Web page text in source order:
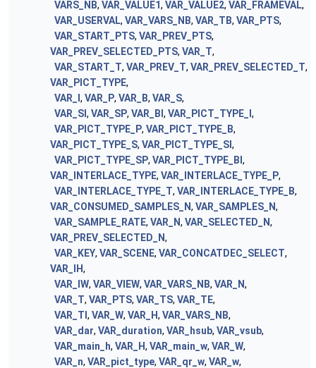
VARS_NB, VAR_VALUE1, VAR_VALUE2, VAR_FRAMEVAL,
VAR_USERVAL, VAR_VARS_NB, VAR_TB, VAR_PTS,
VAR_START_PTS, VAR_PREV_PTS,
VAR_PREV_SELECTED_PTS, VAR_T,
VAR_START_T, VAR_PREV_T, VAR_PREV_SELECTED_T,
VAR_PICT_TYPE,
VAR_I , VAR_P, VAR_B, VAR_S,
VAR_SI , VAR_SP, VAR_BI , VAR_PICT_TYPE_I ,
VAR_PICT_TYPE_P, VAR_PICT_TYPE_B,
VAR_PICT_TYPE_S, VAR_PICT_TYPE_SI ,
VAR_PICT_TYPE_SP, VAR_PICT_TYPE_BI ,
VAR_INTERLACE_TYPE, VAR_INTERLACE_TYPE_P,
VAR_INTERLACE_TYPE_T, VAR_INTERLACE_TYPE_B,
VAR_CONSUMED_SAMPLES_N, VAR_SAMPLES_N,
VAR_SAMPLE_RATE, VAR_N, VAR_SELECTED_N,
VAR_PREV_SELECTED_N,
VAR_KEY, VAR_SCENE, VAR_CONCATDEC_SELECT,
VAR_IH,
VAR_IW, VAR_VIEW, VAR_VARS_NB, VAR_N,
VAR_T, VAR_PTS, VAR_TS, VAR_TE,
VAR_TI , VAR_W, VAR_H, VAR_VARS_NB,
VAR_dar, VAR_duration, VAR_hsub, VAR_vsub,
VAR_main_h, VAR_H, VAR_main_w, VAR_W,
VAR_n, VAR_pict_type, VAR_qr_w, VAR_w,